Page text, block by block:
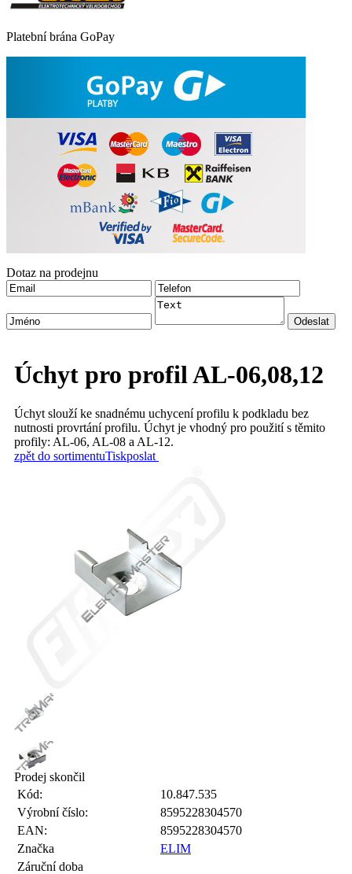
Platební brána GoPay
Dotaz na prodejnu
Úchyt pro profil AL-06,08,12
Úchyt slouží ke snadnému uchycení profilu k podkladu bez
nutnosti provrtání profilu. Úchyt je vhodný pro použití s těmito
profily: AL-06, AL-08 a AL-12.
zpět do sortimentuTiskposlat
Prodej skončil
Kód:
10.847.535
Výrobní číslo:
8595228304570
EAN:
8595228304570
Značka
ELIM
Záruční doba